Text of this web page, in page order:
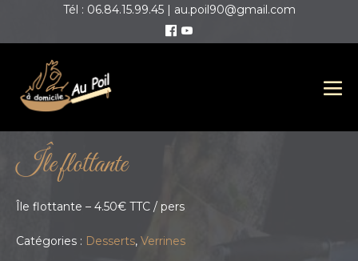
Tél : 06.84.15.99.45 | au.poil90@gmail.com
Île flottante
Île flottante – 4.50€ TTC / pers
Catégories : Desserts, Verrines